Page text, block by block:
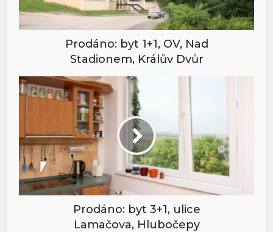
Prodáno: byt 1+1, OV, Nad
Stadionem, Králův Dvůr
Prodáno: byt 3+1, ulice
Lamačova, Hlubočepy